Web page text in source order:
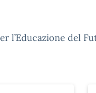
l’Educazione del